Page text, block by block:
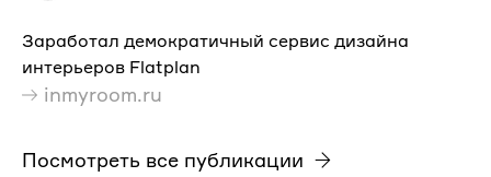
Заработал демократичный сервис дизайна
интерьеров Flatplan
inmyroom.ru
Посмотреть все публикации